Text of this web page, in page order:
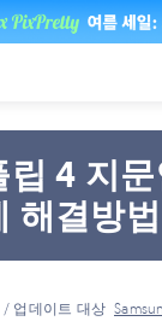
립 4 지
해결방법
/ 업데이트 대상